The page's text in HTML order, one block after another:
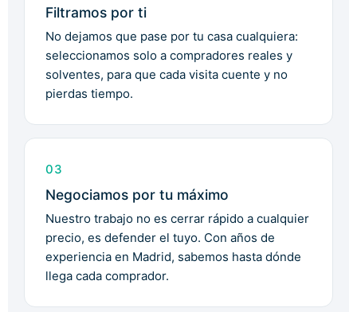
Filtramos por ti
No dejamos que pase por tu casa cualquiera:
seleccionamos solo a compradores reales y
solventes, para que cada visita cuente y no
pierdas tiempo.
03
Negociamos por tu máximo
Nuestro trabajo no es cerrar rápido a cualquier
precio, es defender el tuyo. Con años de
experiencia en Madrid, sabemos hasta dónde
llega cada comprador.